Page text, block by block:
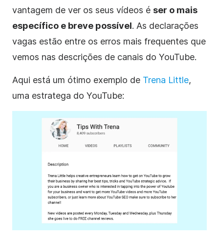
vantagem de ver os seus vídeos é ser o mais
específico e breve possível. As declarações
vagas estão entre os erros mais frequentes que
vemos nas descrições de canais do YouTube.
Aqui está um ótimo exemplo de Trena Little,
uma estratega do YouTube: